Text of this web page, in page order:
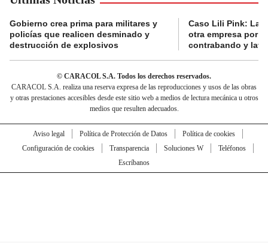
Gobierno crea prima para militares y
policías que realicen desminado y
destrucción de explosivos
Caso Lili Pink: La
otra empresa por
contrabando y
© CARACOL S.A. Todos los derechos reservados.
CARACOL S.A. realiza una reserva expresa de las reproducciones y usos de las obras
y otras prestaciones accesibles desde este sitio web a medios de lectura mecánica u otros
medios que resulten adecuados.
Aviso legal Política de Protección de Datos
Política de cookies
Configuración de cookies
Transparencia Soluciones W
Teléfonos
Escríbanos